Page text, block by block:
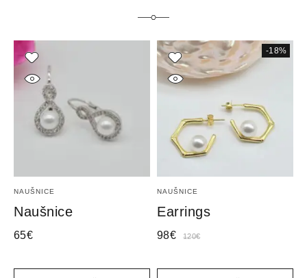
NAUŠNICE
Naušnice
65€
-18%
NAUŠNICE
Earrings
120€
98€